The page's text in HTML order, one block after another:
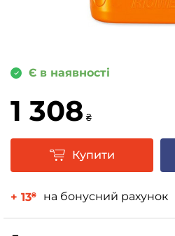
Є в наявності
1 308 ₴
Купити
+ 13₴ на бонусний рахунок